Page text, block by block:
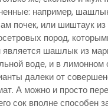
например,
почек, или шиштаук
пород,
шашлык из
воде, и в лимонном
далеки от
А можно и просто
сок вполне способен